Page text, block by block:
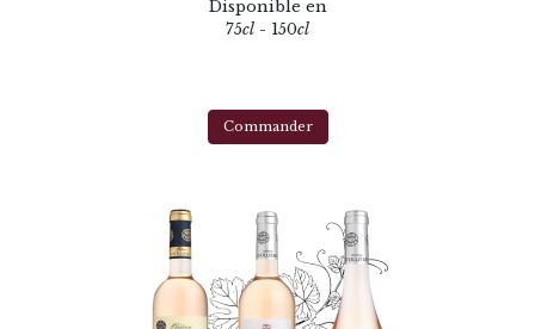
Disponible en
75cl - 150cl
Commander